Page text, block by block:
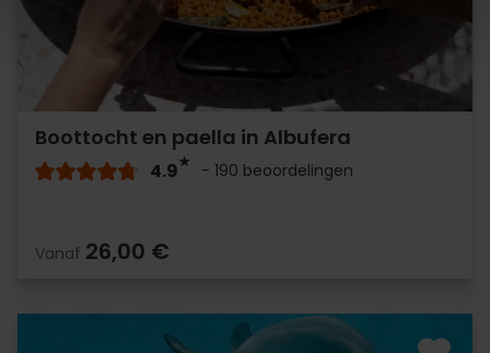
Boottocht en paella in Albufera
4.9 - 190 beoordelingen
Vanaf 26,00 €